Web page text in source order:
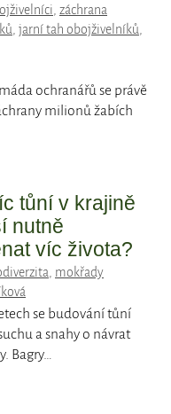
, záchrana
, jarní tah obojživelníků,
ochranářů se právě
milionů žabích
tůní v krajině
nutně
víc života?
, mokřady
se budování tůní
a snahy o návrat
Bagry…